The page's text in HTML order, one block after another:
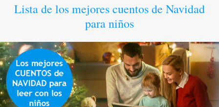
Lista de los mejores cuentos de Navidad
para niños